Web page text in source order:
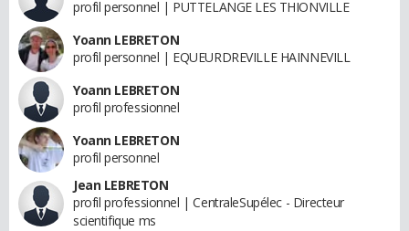
profil personnel | PUTTELANGE LES THIONVILLE
Yoann LEBRETON
profil personnel | EQUEURDREVILLE HAINNEVILL
Yoann LEBRETON
profil professionnel
Yoann LEBRETON
profil personnel
Jean LEBRETON
profil professionnel | CentraleSupélec - Directeur
scientifique ms